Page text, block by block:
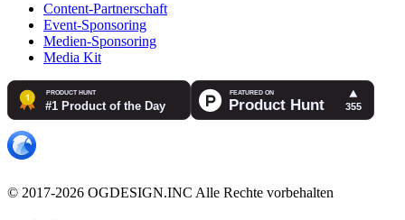
Content-Partnerschaft
Event-Sponsoring
Medien-Sponsoring
Media Kit
© 2017-2026 OGDESIGN.INC Alle Rechte vorbehalten